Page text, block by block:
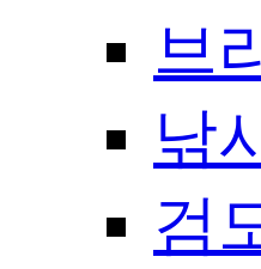
브
낚
검